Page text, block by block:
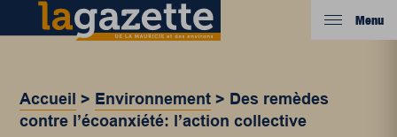
Menu
Accueil > Environnement > Des remèdes
contre l’écoanxiété: l’action collective